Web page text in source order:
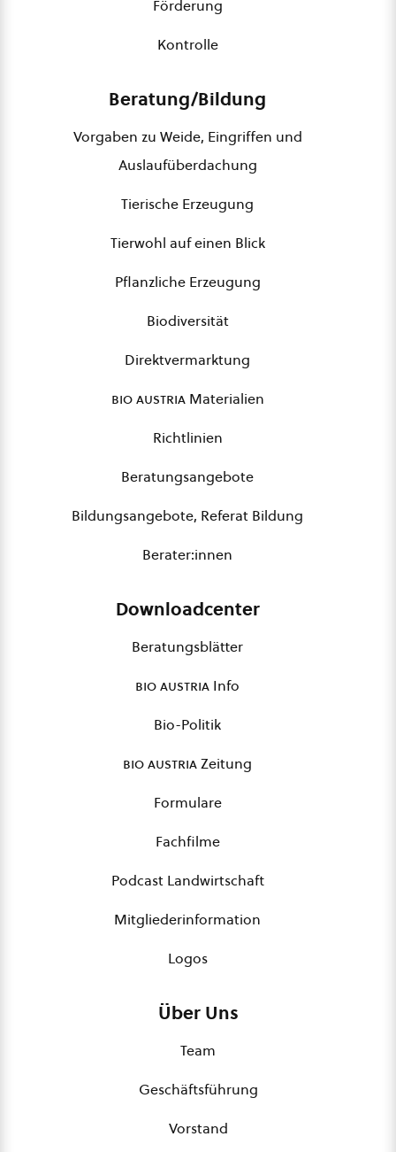
Förderung
Kontrolle
Beratung/Bildung
Vorgaben zu Weide, Eingriffen und
Auslaufüberdachung
Tierische Erzeugung
Tierwohl auf einen Blick
Pflanzliche Erzeugung
Biodiversität
Direktvermarktung
bio austriaMaterialien
Richtlinien
Beratungsangebote
Bildungsangebote, Referat Bildung
Berater:innen
Downloadcenter
Beratungsblätter
bio austria Info
Bio-Politik
bio austriaZeitung
Formulare
Fachfilme
Podcast Landwirtschaft
Mitgliederinformation
Logos
Über Uns
Team
Geschäftsführung
Vorstand